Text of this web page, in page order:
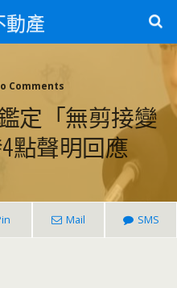
動產
Comments
定「無剪接變
聲明回應
Mail SMS